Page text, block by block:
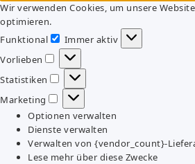
Wir verwenden Cookies, um unsere
optimieren.
Funktional
Funktional
Immer aktiv
Vorlieben
Vorlieben
Statistiken
Statistiken
Marketing
Marketing
Optionen verwalten
Dienste verwalten
Verwalten von {vendor_count}-
Lese mehr über diese Zwecke